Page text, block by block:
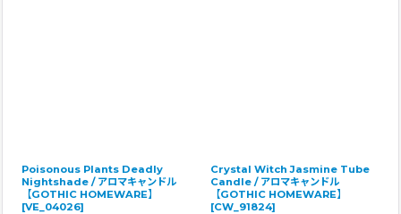
Poisonous Plants Deadly
Nightshade / アロマキャンドル
【GOTHIC HOMEWARE】
[VE_04026]
Crystal Witch Jasmine Tube
Candle / アロマキャンドル
【GOTHIC HOMEWARE】
[CW_91824]